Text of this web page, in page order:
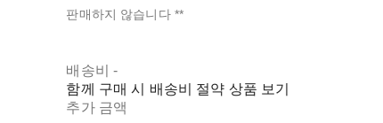
판매하지 않습니다 **
배송비-
함께 구매 시 배송비 절약 상품 보기
추가 금액